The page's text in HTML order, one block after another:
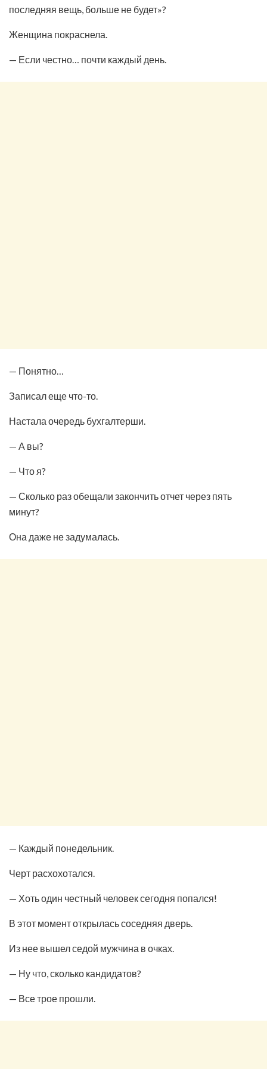
последняя вещь, больше не будет»?
Женщина покраснела.
— Если честно… почти каждый день.
— Понятно…
Записал еще что-то.
Настала очередь бухгалтерши.
— А вы?
— Что я?
— Сколько раз обещали закончить отчет через пять
минут?
Она даже не задумалась.
— Каждый понедельник.
Черт расхохотался.
— Хоть один честный человек сегодня попался!
В этот момент открылась соседняя дверь.
Из нее вышел седой мужчина в очках.
— Ну что, сколько кандидатов?
— Все трое прошли.